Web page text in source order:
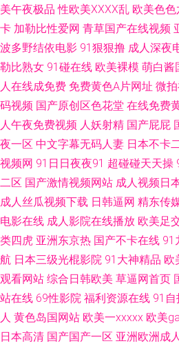
爱网址 影音先锋色网 成人a∨∨在线 福利电
蕉9 www91偷拍 微拍1024 深夜免费网站
狠狠插资源网 九一传媒在线看 三级网站在
网站 免费18色情91 欧美老妇性爱 天堂社
亚洲国产日韩系列 91资源在线视频 福利成
拍官网 久久AV香蕉 日韩三级在线观看 91
啪啪 www久热 国产夫妻3P视频 另类网站
页直接看 肏逼导航 国产人妖视频 日韩三级
免费欧美A片 91n女在线 操人妖网 韩国不
美午夜极品 性欧美ⅩⅩⅩⅩ乱 欧美色色
卡 加勒比性爱网 青草国产在线视频
波多野结依电影 91狠狠撸 成人深夜
勒比熟女 91碰在线 欧美裸模 萌白酱
人在线成免费 免费黄色A片网址 微
码视频 国产原创区色花堂 在线免费
人午夜免费视频 人妖射精 国产屁屁
夜一区 中文字幕无码人妻 日本不卡
视频网 91日日夜夜91 超碰碰天天操
二区 国产激情视频网站 成人视频日
成人丝瓜视频下载 日韩逼网 精东传
电影在线 成人影院在线播放 欧美足
类四虎 亚洲东京热 国产不卡在线 91
航 日本三级光棍影院 91大神精品 欧
观看网站 综合日韩欧美 草逼网首页
站在线 69性影院 福利资源在线 91自
人 黄色岛国网站 欧美一xxxxx 欧美
日本高清 国产国产一区 亚洲欧洲成